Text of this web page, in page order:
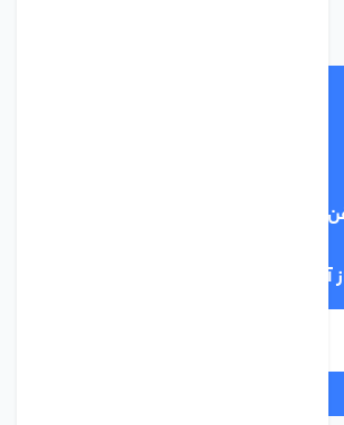
پشتیبانی
آخرین اخبار در خبرنامه ما عضو شوید